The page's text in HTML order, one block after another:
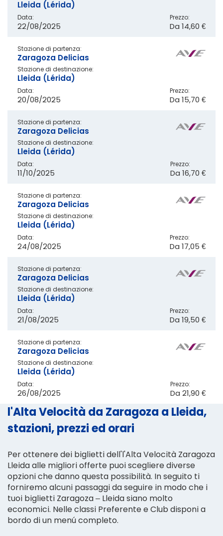
Lleida (Lérida)
Data:
22/08/2025
Prezzo:
Da 14,60 €
Stazione di partenza:
Zaragoza Delicias
Stazione di destinazione:
Lleida (Lérida)
Data:
20/08/2025
Prezzo:
Da 15,70 €
Stazione di partenza:
Zaragoza Delicias
Stazione di destinazione:
Lleida (Lérida)
Data:
11/10/2025
Prezzo:
Da 16,70 €
Stazione di partenza:
Zaragoza Delicias
Stazione di destinazione:
Lleida (Lérida)
Data:
24/08/2025
Prezzo:
Da 17,05 €
Stazione di partenza:
Zaragoza Delicias
Stazione di destinazione:
Lleida (Lérida)
Data:
21/08/2025
Prezzo:
Da 19,50 €
Stazione di partenza:
Zaragoza Delicias
Stazione di destinazione:
Lleida (Lérida)
Data:
26/08/2025
Prezzo:
Da 21,90 €
l'Alta Velocità da Zaragoza a Lleida,
stazioni, prezzi ed orari
Per ottenere dei biglietti dell'l'Alta Velocità Zaragoza
Lleida alle migliori offerte puoi scegliere diverse
opzioni che danno questa possibilità. In seguito ti
forniremo alcuni passaggi da seguire in modo che i
tuoi biglietti Zaragoza – Lleida siano molto
economici. Nelle classi Preferente e Club disponi a
bordo di un menú completo.